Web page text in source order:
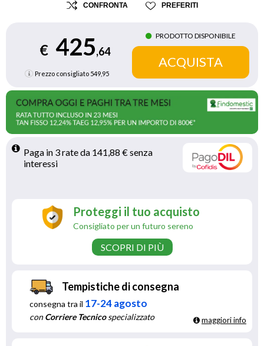
CONFRONTA PREFERITI
€ 425,64
Prezzo consigliato 549,95
PRODOTTO DISPONIBILE
Paga in 3 rate da 141,88 € senza
interessi
Proteggi il tuo acquisto
Consigliato per un futuro sereno
SCOPRI DI PIÙ
Tempistiche di consegna
consegna tra il 17-24 agosto
conCorriere Tecnicospecializzato maggiori info